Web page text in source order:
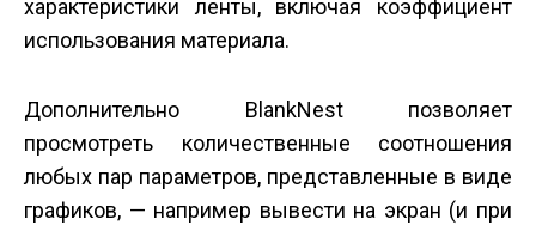
характеристики ленты, включая коэффициент
использования материала.
Дополнительно BlankNest позволяет
просмотреть количественные соотношения
любых пар параметров, представленные в виде
графиков, — например вывести на экран (и при